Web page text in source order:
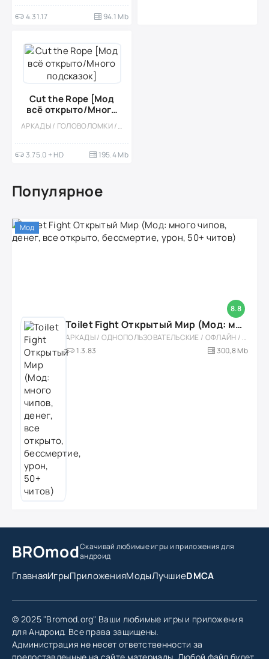
4.31.17 94.1 Mb
Cut the Rope [Мод
всё открыто/Много
подсказок]
АРКАДЫ / ГОЛОВОЛОМКИ / МОД / КАЗУАЛЬНЫЕ / ОДНОПОЛЬЗОВАТЕЛЬСКИЕ / ОФЛАЙН / ПО МУЛЬТФИЛЬМАМ / ДЛЯ ДЕТЕЙ / ДЕВОЧКАМ
3.75.0 + HD 195.4 Mb
Популярное
8.8
Мод
Toilet Fight Открытый Мир (Мод: много чипов, денег, все открыто, бессмертие, урон, 50+ читов)
АРКАДЫ / ОДНОПОЛЬЗОВАТЕЛЬСКИЕ / ОФЛАЙН / МОД / РОЛЕВЫЕ / ШУТЕРЫ / ОТКРЫТЫЙ МИР / ВСТРОЕННЫЙ КЕШ / 3D / ЭКШЕНЫ / ТУАЛЕТНЫЕ ВОЙНЫ / ДЛЯ ДЕТЕЙ
1.3.83
300,8 Mb
BROmodСкачивай любимые игрыи приложения для
андроид
ГлавнаяИгрыПриложенияМодыЛучшиеDMCA
© 2025 "Bromod.org" Ваши любимые игры и приложения
для Андроид. Все права защищены.
Администрация не несет ответственности за